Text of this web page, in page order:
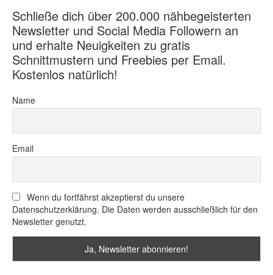
Schließe dich über 200.000 nähbegeisterten
Newsletter und Social Media Followern an
und erhalte Neuigkeiten zu gratis
Schnittmustern und Freebies per Email.
Kostenlos natürlich!
Name
Email
Wenn du fortfährst akzeptierst du unsere
Datenschutzerklärung. Die Daten werden ausschließlich für den
Newsletter genutzt.